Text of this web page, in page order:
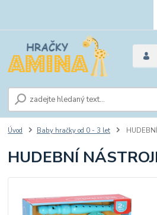
Úvod Baby hračky od 0 - 3 let
HUDEBNÍ